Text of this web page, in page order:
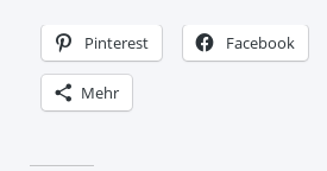
Pinterest Facebook
Mehr